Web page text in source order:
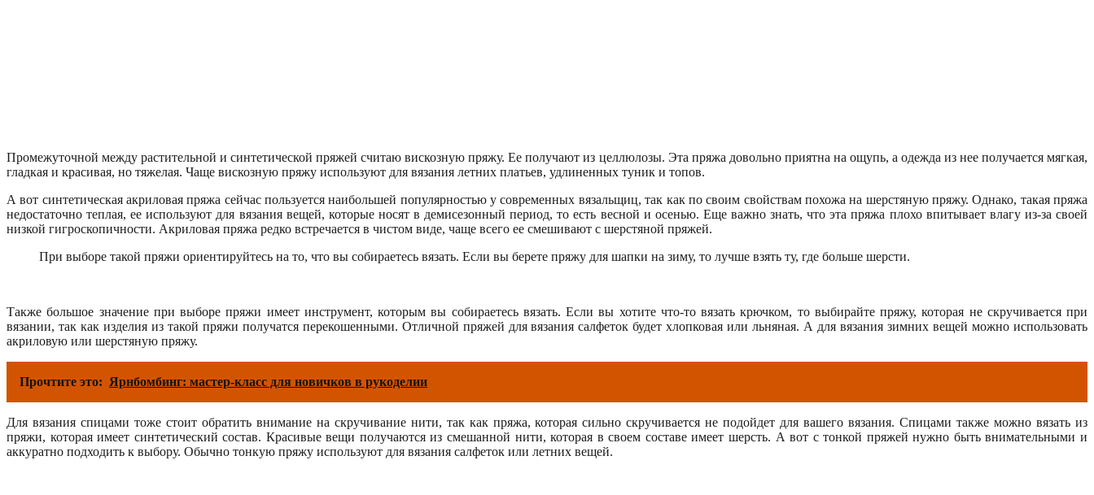
Промежуточной между растительной и синтетической пряжей считаю вискозную пряжу. Ее получают из целлюлозы. Эта пряжа довольно приятна на ощупь, а одежда из нее получается мягкая,
гладкая и красивая, но тяжелая. Чаще вискозную пряжу используют для вязания летних платьев, удлиненных туник и топов.
А вот синтетическая акриловая пряжа сейчас пользуется наибольшей популярностью у современных вязальщиц, так как по своим свойствам похожа на шерстяную пряжу. Однако, такая пряжа
недостаточно теплая, ее используют для вязания вещей, которые носят в демисезонный период, то есть весной и осенью. Еще важно знать, что эта пряжа плохо впитывает влагу из-за своей
низкой гигроскопичности. Акриловая пряжа редко встречается в чистом виде, чаще всего ее смешивают с шерстяной пряжей.
При выборе такой пряжи ориентируйтесь на то, что вы собираетесь вязать. Если вы берете пряжу для шапки на зиму, то лучше взять ту, где больше шерсти.
Также большое значение при выборе пряжи имеет инструмент, которым вы собираетесь вязать. Если вы хотите что-то вязать крючком, то выбирайте пряжу, которая не скручивается при
вязании, так как изделия из такой пряжи получатся перекошенными. Отличной пряжей для вязания салфеток будет хлопковая или льняная. А для вязания зимних вещей можно использовать
акриловую или шерстяную пряжу.
Прочтите это: Ярнбомбинг: мастер-класс для новичков в рукоделии
Для вязания спицами тоже стоит обратить внимание на скручивание нити, так как пряжа, которая сильно скручивается не подойдет для вашего вязания. Спицами также можно вязать из
пряжи, которая имеет синтетический состав. Красивые вещи получаются из смешанной нити, которая в своем составе имеет шерсть. А вот с тонкой пряжей нужно быть внимательными и
аккуратно подходить к выбору. Обычно тонкую пряжу используют для вязания салфеток или летних вещей.